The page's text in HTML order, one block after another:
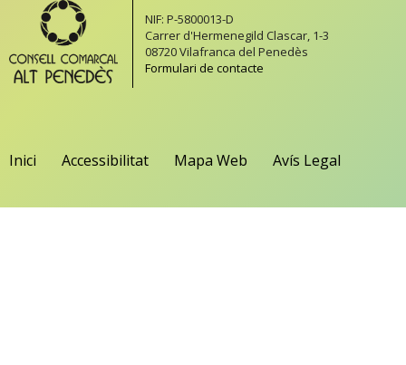
NIF: P-5800013-D
Carrer d'Hermenegild Clascar, 1-3
08720 Vilafranca del Penedès
Formulari de contacte
Inici Accessibilitat Mapa Web Avís Legal